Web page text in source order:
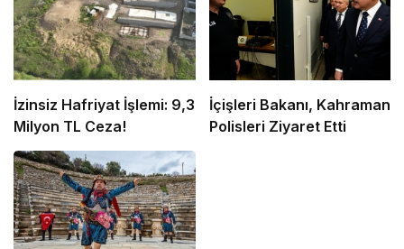
İzinsiz Hafriyat İşlemi: 9,3
Milyon TL Ceza!
İçişleri Bakanı, Kahraman
Polisleri Ziyaret Etti